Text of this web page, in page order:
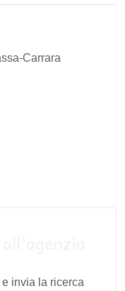
Carrara
invia la ricerca